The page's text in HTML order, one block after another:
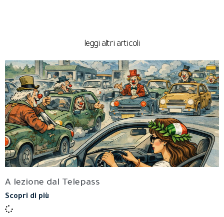
leggi altri articoli
A lezione dal Telepass
Scopri di più